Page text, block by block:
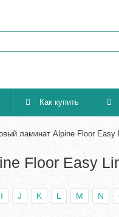
Как купить
ламинат Alpine Floor
Floor Easy
I J K L M N